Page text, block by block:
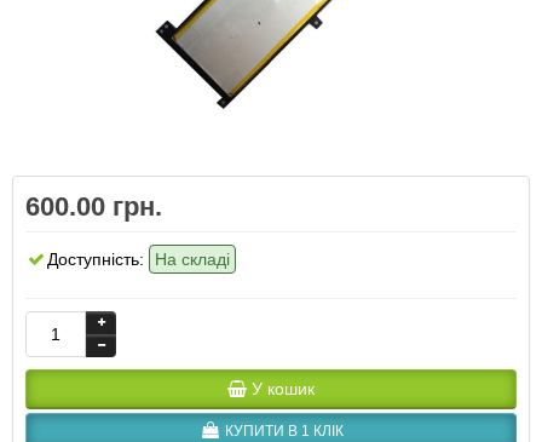
600.00 грн.
Доступність: На складі
У кошик
КУПИТИ В 1 КЛІК